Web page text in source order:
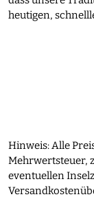
heutigen,
Hinweis: Alle
Mehrwertsteuer,
eventuellen